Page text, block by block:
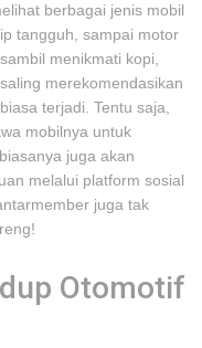
berbagai jenis mobil
tangguh, sampai motor
menikmati kopi,
merekomendasikan
terjadi. Tentu saja,
mobilnya untuk
juga akan
melalui platform sosial
juga tak
Otomotif